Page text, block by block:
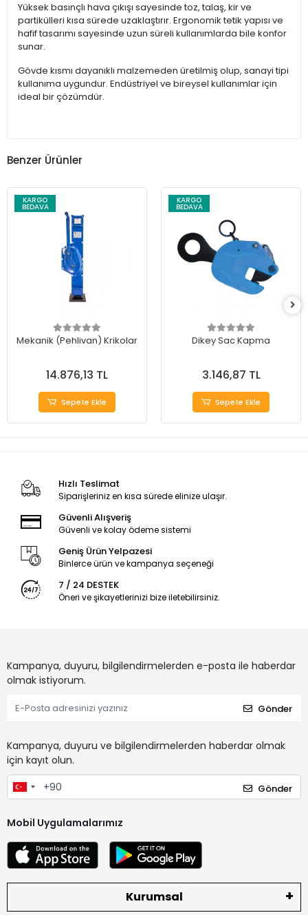
Yüksek basınçlı hava çıkışı sayesinde toz, talaş, kir ve
partikülleri kısa sürede uzaklaştırır. Ergonomik tetik yapısı ve
hafif tasarımı sayesinde uzun süreli kullanımlarda bile konfor
sunar.
Gövde kısmı dayanıklı malzemeden üretilmiş olup, sanayi tipi
kullanıma uygundur. Endüstriyel ve bireysel kullanımlar için
ideal bir çözümdür.
Benzer Ürünler
KARGO
BEDAVA
Mekanik (Pehlivan) Krikolar
14.876,13 TL
Sepete Ekle
KARGO
BEDAVA
Dikey Sac Kapma
3.146,87 TL
Sepete Ekle
Hızlı Teslimat
Siparişleriniz en kısa sürede elinize ulaşır.
Güvenli Alışveriş
Güvenli ve kolay ödeme sistemi
Geniş Ürün Yelpazesi
Binlerce ürün ve kampanya seçeneği
7 / 24 DESTEK
Öneri ve şikayetlerinizi bize iletebilirsiniz.
Kampanya, duyuru, bilgilendirmelerden e-posta ile haberdar
olmak istiyorum.
Gönder
Kampanya, duyuru ve bilgilendirmelerden haberdar olmak
için kayıt olun.
Gönder
Mobil Uygulamalarımız
Kurumsal